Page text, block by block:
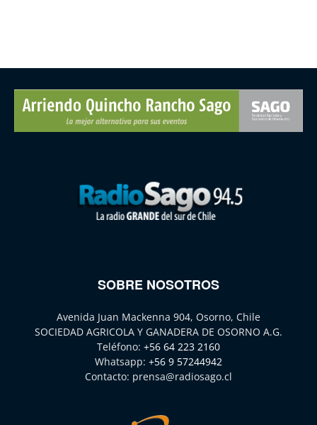
SOBRE NOSOTROS
Avenida Juan Mackenna 904, Osorno, Chile
SOCIEDAD AGRICOLA Y GANADERA DE OSORNO A.G.
Teléfono: +56 64 223 2160
Whatsapp: +56 9 57244942
Contacto: prensa@radiosago.cl